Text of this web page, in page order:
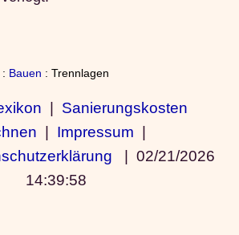
Bauen : Trennlagen
| Sanierungskosten
| Impressum |
| 02/21/2026
14:39:58